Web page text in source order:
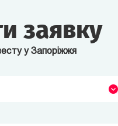
заявку
у Запоріжжя